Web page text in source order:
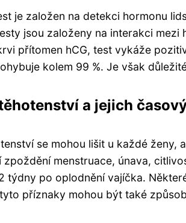
je založen na detekci hormonu
jsou založeny na interakci
přítomen hCG, test vykáže
kolem 99 %. Je však
a jejich
se mohou lišit u každé
menstruace, únava,
týdny po oplodnění vajíčka.
příznaky mohou být také